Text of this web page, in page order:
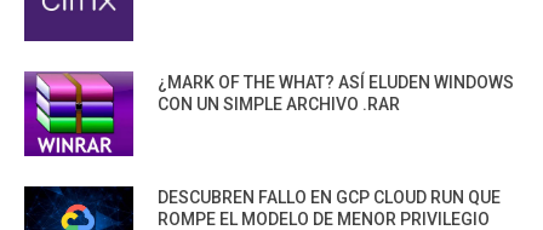
¿MARK OF THE WHAT? ASÍ ELUDEN WINDOWS
CON UN SIMPLE ARCHIVO .RAR
DESCUBREN FALLO EN GCP CLOUD RUN QUE
ROMPE EL MODELO DE MENOR PRIVILEGIO